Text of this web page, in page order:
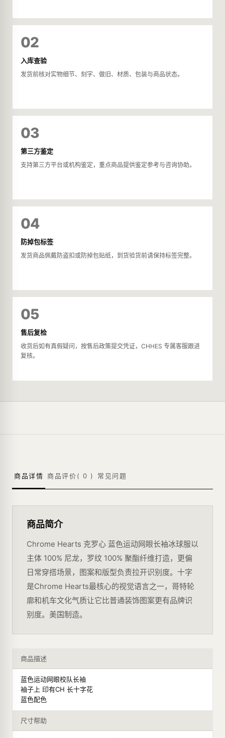
02
入库查验
发货前核对实物细节、刻字、做旧、材质、包装与商品状态。
03
第三方鉴定
支持第三方平台或机构鉴定，重点商品提供鉴定参考与咨询协助。
04
防掉包标签
发货商品佩戴防盗扣或防掉包贴纸，到货验货前请保持标签完整。
05
售后复检
收货后如有真假疑问，按售后政策提交凭证，CHHES 专属客服跟进
复核。
商品详情 商品评价( 0 ) 常见问题
商品简介
Chrome Hearts 克罗心 蓝色运动网眼长袖冰球服以
主体 100% 尼龙，罗纹 100% 聚酯纤维打造，更偏
日常穿搭场景，图案和版型负责拉开识别度。十字
是Chrome Hearts最核心的视觉语言之一，哥特轮
廓和机车文化气质让它比普通装饰图案更有品牌识
别度。美国制造。
商品描述
蓝色运动网眼校队长袖
袖子上 印有CH 长十字花
蓝色配色
尺寸帮助